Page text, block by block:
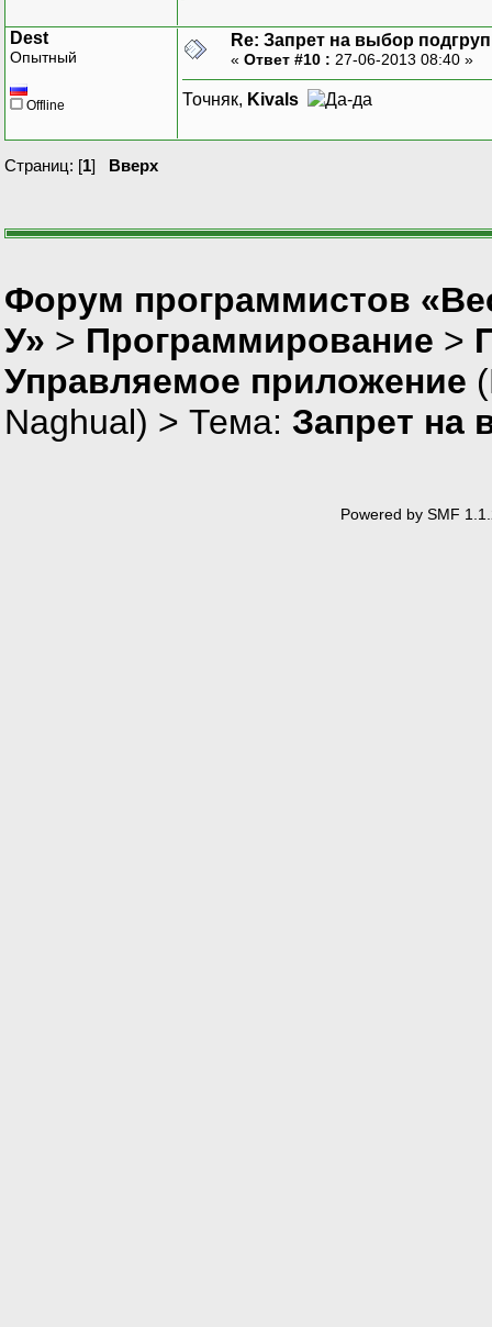
Dest
Опытный
Offline
Re: Запрет на выбор
« Ответ #10 : 27-06-2013 08:40 »
Точняк, Kivals
Страниц: [1] Вверх
Форум программистов
У» > Программирование >
Управляемое приложение
Naghual) > Тема: Запрет на
Powered by SMF